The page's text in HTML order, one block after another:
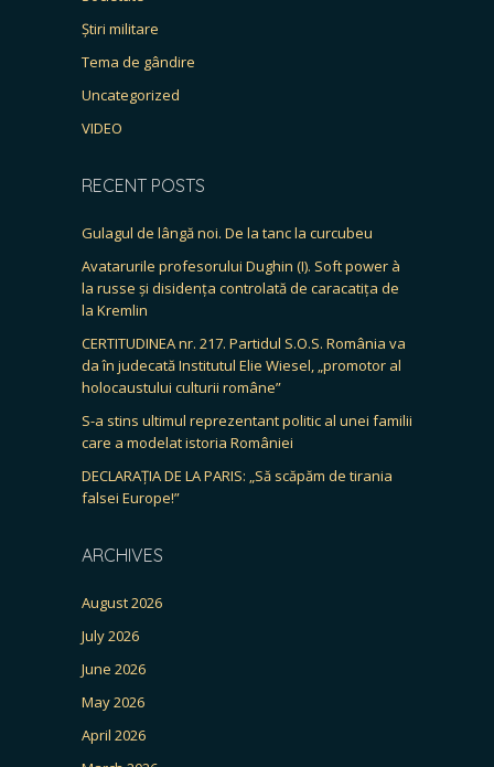
Știri militare
Tema de gândire
Uncategorized
VIDEO
RECENT POSTS
Gulagul de lângă noi. De la tanc la curcubeu
Avatarurile profesorului Dughin (I). Soft power à
la russe și disidența controlată de caracatița de
la Kremlin
CERTITUDINEA nr. 217. Partidul S.O.S. România va
da în judecată Institutul Elie Wiesel, „promotor al
holocaustului culturii române”
S-a stins ultimul reprezentant politic al unei familii
care a modelat istoria României
DECLARAȚIA DE LA PARIS: „Să scăpăm de tirania
falsei Europe!”
ARCHIVES
August 2026
July 2026
June 2026
May 2026
April 2026